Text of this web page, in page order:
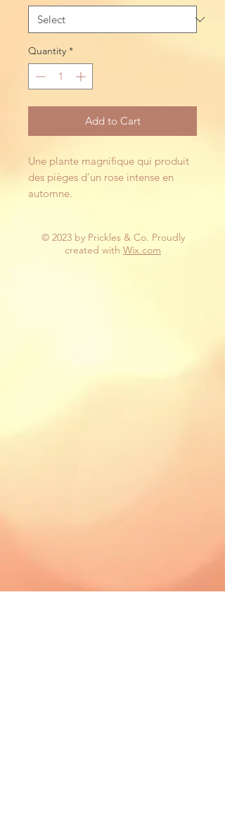
Quantity *
Add to Cart
Une plante magnifique qui produit
des pièges d'un rose intense en
automne.
© 2023 by Prickles & Co. Proudly
created with Wix.com